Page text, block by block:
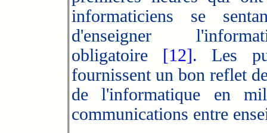
informaticiens se
d'enseigner
obligatoire [12]. Les
fournissent un bon reflet
de l'informatique en
communications entre